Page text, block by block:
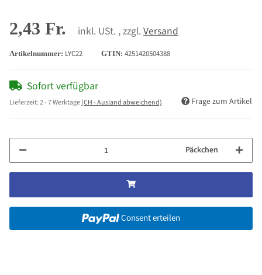
2,43 Fr. inkl. USt. , zzgl. Versand
Artikelnummer: LYC22 GTIN: 4251420504388
Sofort verfügbar
Lieferzeit:2 - 7 Werktage(CH - Ausland abweichend) Frage zum Artikel
Päckchen
Consent erteilen